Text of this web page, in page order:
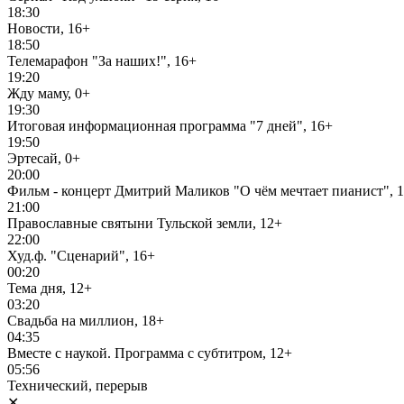
18:30
Новости, 16+
18:50
Телемарафон "За наших!", 16+
19:20
Жду маму, 0+
19:30
Итоговая информационная программа "7 дней", 16+
19:50
Эртесай, 0+
20:00
Фильм - концерт Дмитрий Маликов "О чём мечтает пианист",
21:00
Православные святыни Тульской земли, 12+
22:00
Худ.ф. "Сценарий", 16+
00:20
Тема дня, 12+
03:20
Свадьба на миллион, 18+
04:35
Вместе с наукой. Программа с субтитром, 12+
05:56
Технический, перерыв